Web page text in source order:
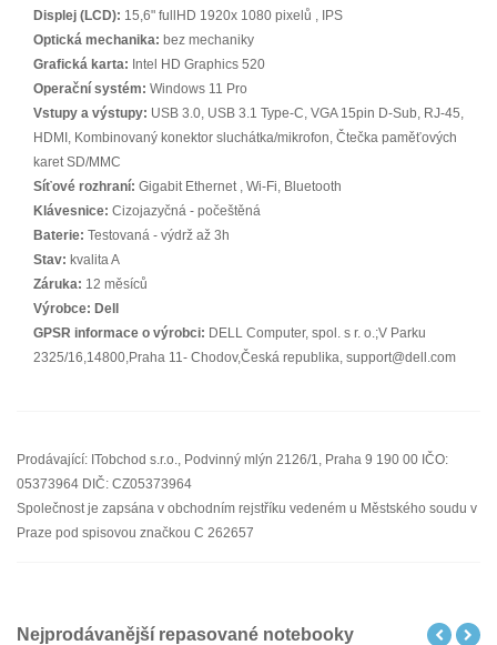
Displej (LCD): 15,6" fullHD 1920x 1080 pixelů , IPS
Optická mechanika: bez mechaniky
Grafická karta: Intel HD Graphics 520
Operační systém: Windows 11 Pro
Vstupy a výstupy: USB 3.0, USB 3.1 Type-C, VGA 15pin D-Sub, RJ-45,
HDMI, Kombinovaný konektor sluchátka/mikrofon, Čtečka paměťových
karet SD/MMC
Síťové rozhraní: Gigabit Ethernet , Wi-Fi, Bluetooth
Klávesnice: Cizojazyčná - počeštěná
Baterie: Testovaná - výdrž až 3h
Stav: kvalita A
Záruka: 12 měsíců
Výrobce: Dell
GPSR informace o výrobci: DELL Computer, spol. s r. o.;V Parku
2325/16,14800,Praha 11- Chodov,Česká republika, support@dell.com
Prodávající: ITobchod s.r.o., Podvinný mlýn 2126/1, Praha 9 190 00 IČO:
05373964 DIČ: CZ05373964
Společnost je zapsána v obchodním rejstříku vedeném u Městského soudu v
Praze pod spisovou značkou C 262657
Nejprodávanější repasované notebooky